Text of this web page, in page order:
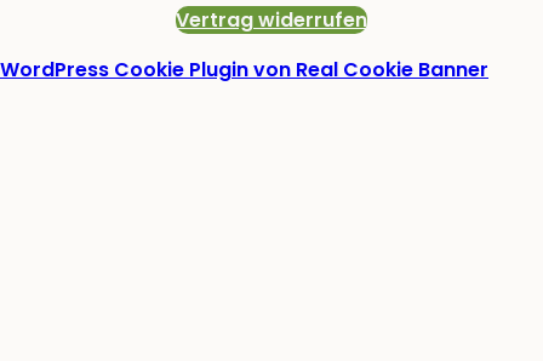
Vertrag widerrufen
WordPress Cookie Plugin von Real Cookie Banner